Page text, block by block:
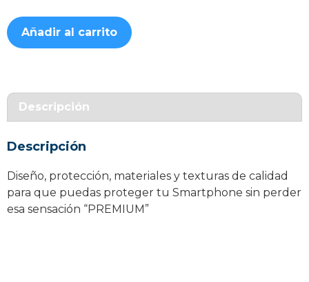
Funda
Silicona
Samsung
Galaxy
S21
Ultra
cantidad
Añadir al carrito
Descripción
Descripción
Diseño, protección, materiales y texturas de calidad
para que puedas proteger tu Smartphone sin perder
esa sensación “PREMIUM”